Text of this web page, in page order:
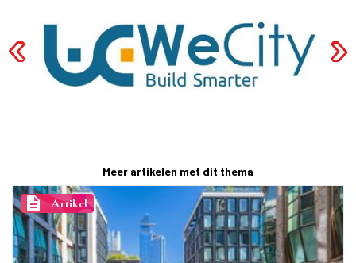
Meer artikelen met dit thema
description Artikel